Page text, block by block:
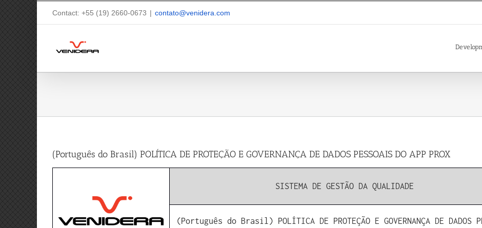
Contact: +55 (19) 2660-0673 | contato@venidera.com
(Português do Brasil) POLÍTICA DE PROTEÇÃO E GOVERNANÇA DE DADOS PESSOAIS DO APP PROX
SISTEMA DE GESTÃO DA QUALIDADE
(Português do Brasil) POLÍTICA DE PROTEÇÃO E GOVERNANÇA DE DADOS